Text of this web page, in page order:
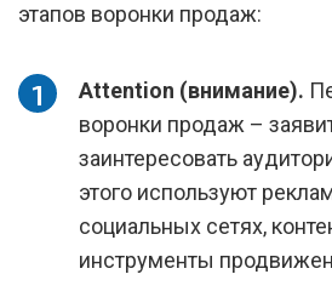
этапов воронки продаж:
Attention (внимание).
воронки продаж –
заинтересовать
этого используют
социальных сетях,
инструменты